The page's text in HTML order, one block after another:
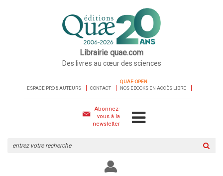
Librairie quae.com
Des livres au cœur des sciences
ESPACE PRO & AUTEURS CONTACT
QUAE-OPEN
NOS EBOOKS EN ACCÈS LIBRE
Abonnez-
vous à la
newsletter
le
site